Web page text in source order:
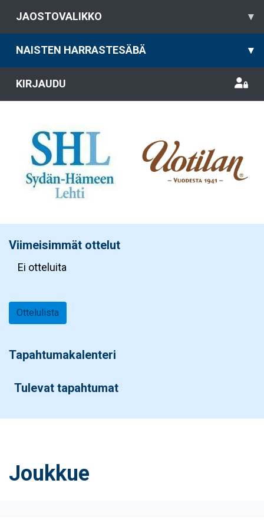
JAOSTOVALIKKO ▾
NAISTEN HARRASTESÄBÄ ▾
KIRJAUDU
Viimeisimmät ottelut
Ei otteluita
Ottelulista
Tapahtumakalenteri
Tulevat tapahtumat
Joukkue